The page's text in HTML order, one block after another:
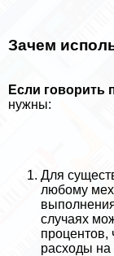
Зачем
Если говорить
нужны:
Для
любому
случаях
процентов,
расходы на